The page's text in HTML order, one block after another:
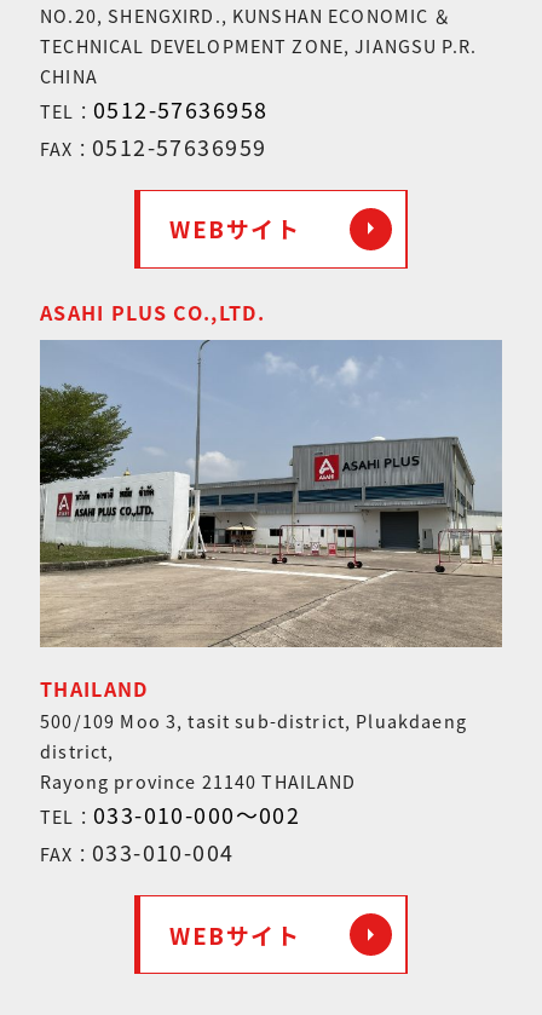
NO.20, SHENGXIRD., KUNSHAN ECONOMIC ＆
TECHNICAL DEVELOPMENT ZONE, JIANGSU P.R.
CHINA
TEL： 0512-57636958
FAX： 0512-57636959
WEBサイト arrow_right
ASAHI PLUS CO.,LTD.
THAILAND
500/109 Moo 3, tasit sub-district, Pluakdaeng
district,
Rayong province 21140 THAILAND
TEL： 033-010-000～002
FAX： 033-010-004
WEBサイト arrow_right